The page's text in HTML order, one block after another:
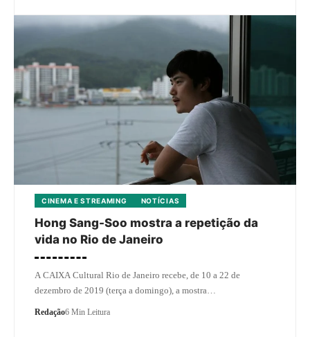
CINEMA E STREAMING NOTÍCIAS
Hong Sang-Soo mostra a repetição da
vida no Rio de Janeiro
A CAIXA Cultural Rio de Janeiro recebe, de 10 a 22 de
dezembro de 2019 (terça a domingo), a mostra…
Redação6 Min Leitura